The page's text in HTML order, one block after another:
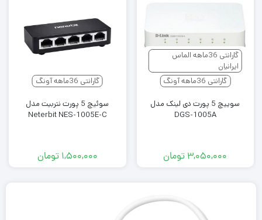
گارانتی 36ماهه الماس
ایرانیان
گارانتی 36ماهه آونگ
سوییچ 5 پورت دی لینک مدل
DGS-1005A
۳,۰۵۰,۰۰۰ تومان
گارانتی 36ماهه آونگ
سوئیچ 5 پورت نتربیت مدل
Neterbit NES-1005E-C
۱,۵۰۰,۰۰۰ تومان